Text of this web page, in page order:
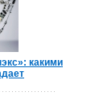
какими